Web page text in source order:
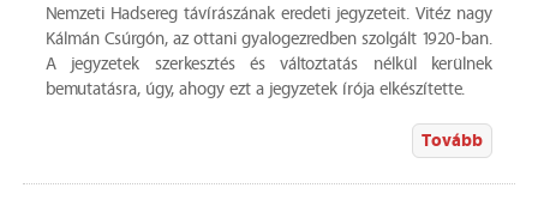
Nemzeti Hadsereg távírászának eredeti jegyzeteit. Vitéz nagy
Kálmán Csúrgón, az ottani gyalogezredben szolgált 1920-ban.
A jegyzetek szerkesztés és változtatás nélkül kerülnek
bemutatásra, úgy, ahogy ezt a jegyzetek írója elkészítette.
Tovább